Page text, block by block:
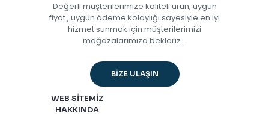
Değerli müşterilerimize kaliteli ürün, uygun
fiyat , uygun ödeme kolaylığı sayesiyle en iyi
hizmet sunmak için müşterilerimizi
mağazalarımıza bekleriz...
BİZE ULAŞIN
WEB SİTEMİZ
HAKKINDA